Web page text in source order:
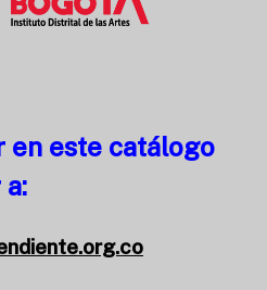
en este catálogo